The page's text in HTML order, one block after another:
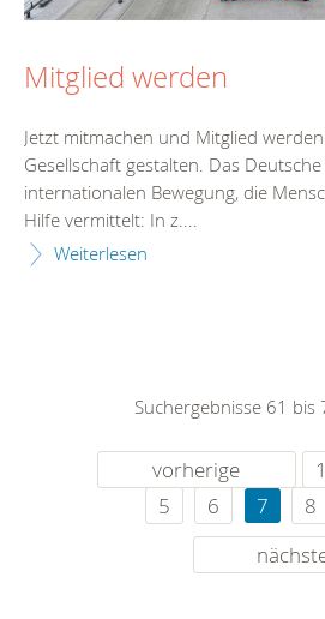
Mitglied werden
Jetzt mitmachen und Mitglied
Gesellschaft gestalten. Das
internationalen Bewegung, die
Hilfe vermittelt: In z....
Weiterlesen
Suchergebnisse 61 bis
vorherige 1
5
6 7 8